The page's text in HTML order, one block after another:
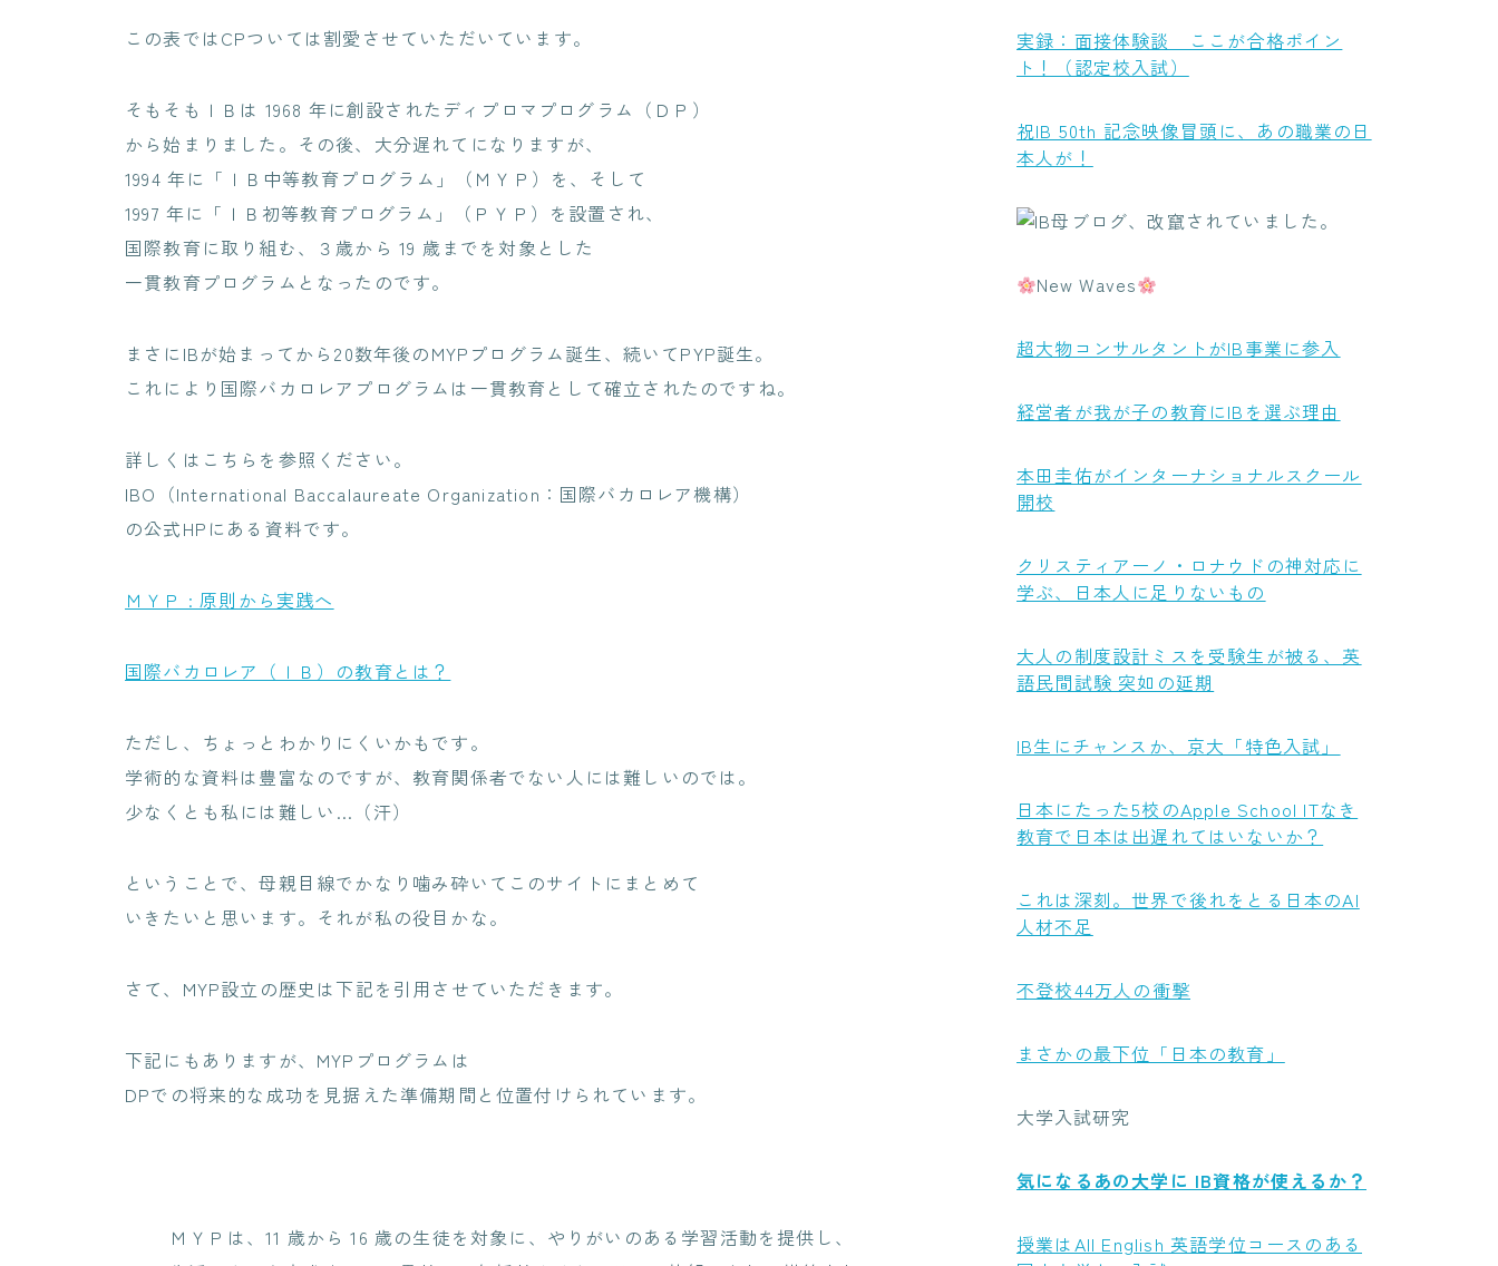
この表ではCPついては割愛させていただいています。
そもそもＩＢは 1968 年に創設されたディプロマプログラム（ＤＰ）
から始まりました。その後、大分遅れてになりますが、
1994 年に「ＩＢ中等教育プログラム」（ＭＹＰ）を、そして
1997 年に「ＩＢ初等教育プログラム」（ＰＹＰ）を設置され、
国際教育に取り組む、３歳から 19 歳までを対象とした
一貫教育プログラムとなったのです。
まさにIBが始まってから20数年後のMYPプログラム誕生、続いてPYP誕生。
これにより国際バカロレアプログラムは一貫教育として確立されたのですね。
詳しくはこちらを参照ください。
IBO（International Baccalaureate Organization：国際バカロレア機構）
の公式HPにある資料です。
ＭＹＰ : 原則から実践へ
国際バカロレア（ＩＢ）の教育とは？
ただし、ちょっとわかりにくいかもです。
学術的な資料は豊富なのですが、教育関係者でない人には難しいのでは。
少なくとも私には難しい…（汗）
ということで、母親目線でかなり噛み砕いてこのサイトにまとめて
いきたいと思います。それが私の役目かな。
さて、MYP設立の歴史は下記を引用させていただきます。
下記にもありますが、MYPプログラムは
DPでの将来的な成功を見据えた準備期間と位置付けられています。
ＭＹＰは、11 歳から 16 歳の生徒を対象に、やりがいのある学習活動を提供し、
実録：面接体験談 ここが合格ポイン
ト！（認定校入試）
祝IB 50th 記念映像冒頭に、あの職業の日
本人が！
New Waves
超大物コンサルタントがIB事業に参入
経営者が我が子の教育にIBを選ぶ理由
本田圭佑がインターナショナルスクール
開校
クリスティアーノ・ロナウドの神対応に
学ぶ、日本人に足りないもの
大人の制度設計ミスを受験生が被る、英
語民間試験 突如の延期
IB生にチャンスか、京大「特色入試」
日本にたった5校のApple School ITなき
教育で日本は出遅れてはいないか？
これは深刻。世界で後れをとる日本のAI
人材不足
不登校44万人の衝撃
まさかの最下位「日本の教育」
大学入試研究
気になるあの大学に IB資格が使えるか？
授業はAll English 英語学位コースのある